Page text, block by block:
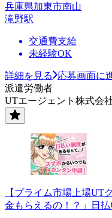
兵庫県加東市南山
滝野駅
交通費支給
未経験OK
詳細を見る
応募画面に
派遣労働者
UTエージェント株式会
【プライム市場上場UT
金もらえるの！？」日